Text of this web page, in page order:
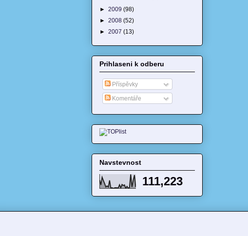
► 2009 (98)
► 2008 (52)
► 2007 (13)
Prihlaseni k odberu
Příspěvky
Komentáře
Navstevnost
111,223